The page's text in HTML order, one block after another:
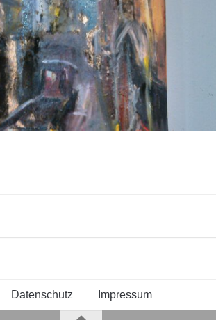
Datenschutz Impressum